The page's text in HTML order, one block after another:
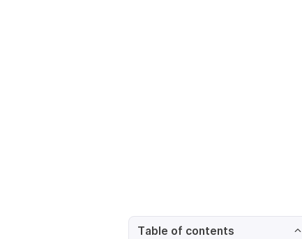
Table of contents